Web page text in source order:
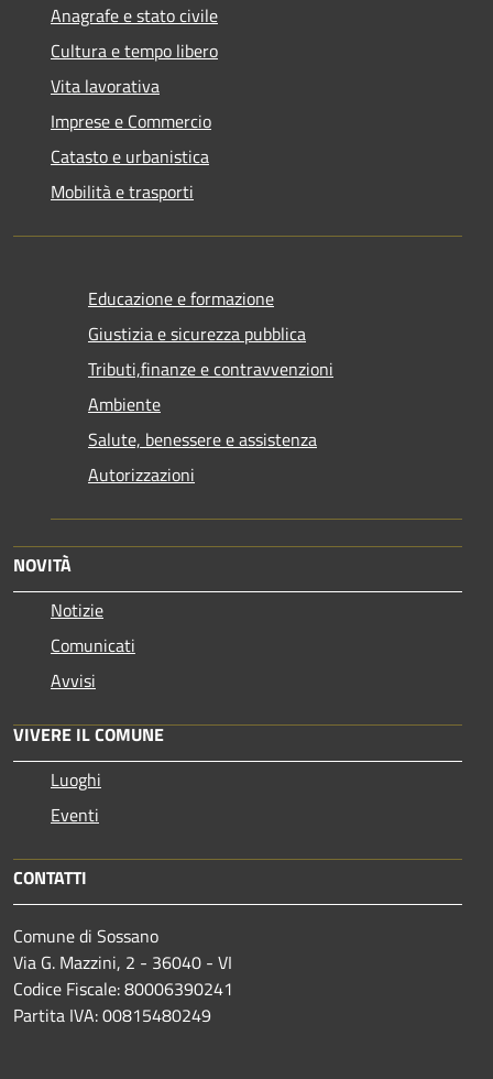
Anagrafe e stato civile
Cultura e tempo libero
Vita lavorativa
Imprese e Commercio
Catasto e urbanistica
Mobilità e trasporti
Educazione e formazione
Giustizia e sicurezza pubblica
Tributi,finanze e contravvenzioni
Ambiente
Salute, benessere e assistenza
Autorizzazioni
NOVITÀ
Notizie
Comunicati
Avvisi
VIVERE IL COMUNE
Luoghi
Eventi
CONTATTI
Comune di Sossano
Via G. Mazzini, 2 - 36040 - VI
Codice Fiscale: 80006390241
Partita IVA: 00815480249